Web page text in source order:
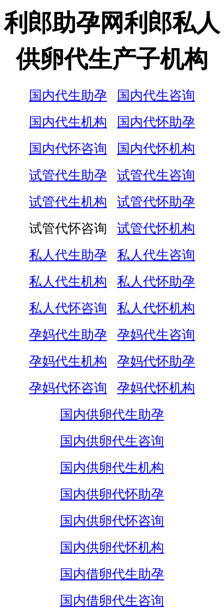
利郎助孕网利郎私人
供卵代生产子机构
国内代生助孕
国内代生咨询
国内代生机构
国内代怀助孕
国内代怀咨询
国内代怀机构
试管代生助孕
试管代生咨询
试管代生机构
试管代怀助孕
试管代怀咨询
试管代怀机构
私人代生助孕
私人代生咨询
私人代生机构
私人代怀助孕
私人代怀咨询
私人代怀机构
孕妈代生助孕
孕妈代生咨询
孕妈代生机构
孕妈代怀助孕
孕妈代怀咨询
孕妈代怀机构
国内供卵代生助孕
国内供卵代生咨询
国内供卵代生机构
国内供卵代怀助孕
国内供卵代怀咨询
国内供卵代怀机构
国内借卵代生助孕
国内借卵代生咨询